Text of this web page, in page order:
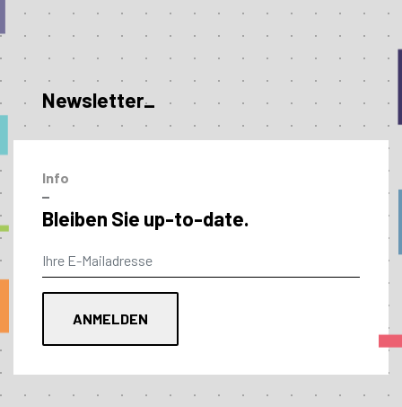
Newsletter_
Info
–
Bleiben Sie up-to-date.